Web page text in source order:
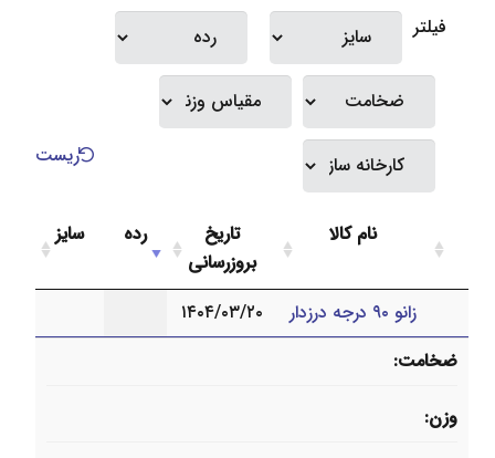
فیلتر
ریست
نام کالا
تاریخ
بروزرسانی
رده سایز
زانو ۹۰ درجه درزدار
۱۴۰۴/۰۳/۲۰
ضخامت
وزن